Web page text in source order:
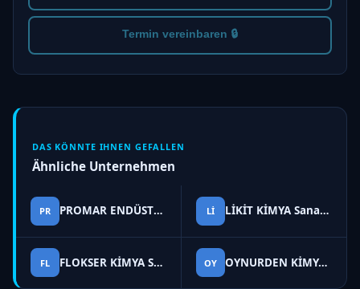
Termin vereinbaren 🔒
DAS KÖNNTE IHNEN GEFALLEN
Ähnliche Unternehmen
PR PROMAR ENDÜSTRİYEL KİMYASALLAR Sanayi ve Dış Ticaret A.Ş. Lİ LİKİT KİMYA Sanayi ve Ticaret A.Ş.
FL FLOKSER KİMYA Sanayi ve Ticaret A.Ş. OY OYNURDEN KİMYA Sanayi ve Ticaret A.Ş.